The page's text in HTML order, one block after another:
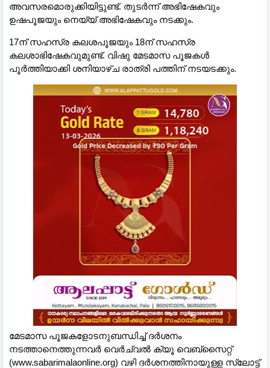
അവസരമൊരുക്കിയിട്ടുണ്ട്. തുടര്‍ന്ന് അഭിഷേകവും
ഉഷപൂജയും നെയ്യ് അഭിഷേകവും നടക്കും.
17ന് സഹസ്ര കലശപൂജയും 18ന് സഹസ്ര
കലശാഭിഷേകവുമുണ്ട്. വിഷു മേടമാസ പൂജകള്‍
പൂര്‍ത്തിയാക്കി ശനിയാഴ്ച രാത്രി പത്തിന് നടയടക്കും.
മേടമാസ പൂജകളോടനുബന്ധിച്ച് ദര്‍ശനം
നടത്താനെത്തുന്നവര്‍ വെര്‍ച്വല്‍ ക്യൂ വെബ്‌സൈറ്റ്
(www.sabarimalaonline.org) വഴി ദര്‍ശനത്തിനായുള്ള സ്ലോട്ട്